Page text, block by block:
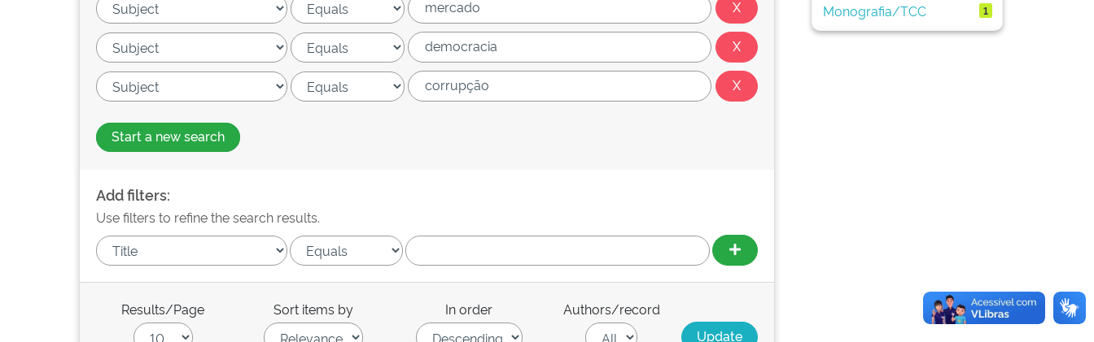
Start a new search
Add filters:
Use filters to refine the search results.
Results/Page Sort items by In order Authors/record
Monografia/TCC
1